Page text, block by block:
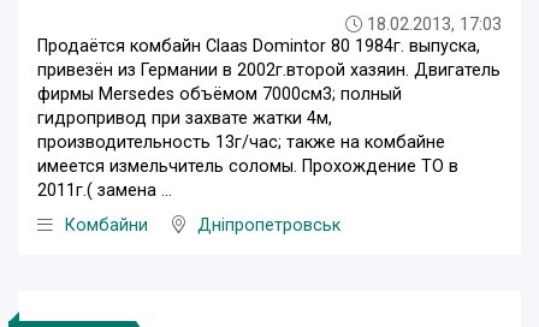
18.02.2013, 17:03
Продаётся комбайн Claаs Domintor 80 1984г. выпуска,
привезён из Германии в 2002г.второй хазяин. Двигатель
фирмы Mersedes объёмом 7000см3; полный
гидропривод при захвате жатки 4м,
производительность 13г/час; также на комбайне
имеется измельчитель соломы. Прохождение ТО в
2011г.( замена ...
Комбайни
Дніпропетровськ